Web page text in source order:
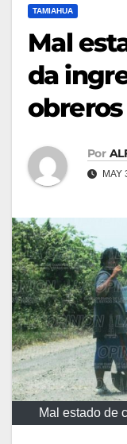
TAMIAHUA
Mal
da
obreros
Por
MAY
Mal estado de